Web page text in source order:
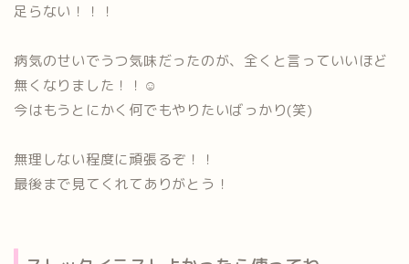
足らない！！！
病気のせいでうつ気味だったのが、全くと言っていいほど
無くなりました！！☺
今はもうとにかく何でもやりたいばっかり(笑)
無理しない程度に頑張るぞ！！
最後まで見てくれてありがとう！